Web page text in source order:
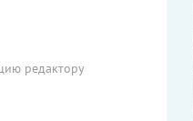
редактору